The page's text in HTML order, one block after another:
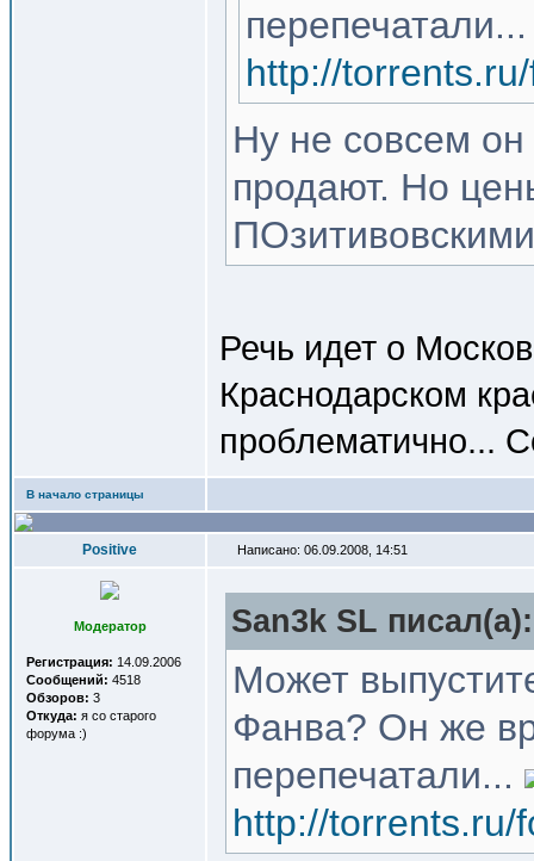
http://
Ну не совсем
продают. Но
Речь идет о
Краснодарском
проблематично...
В начало страницы
Positive Написано: 06.09.2008, 14:51
Модератор
Регистрация: 14.09.2006
Сообщений: 4518
Обзоров: 3
Откуда: я со старого
форума :)
San3k SL писал(a):
Может
Фанва? Он же
перепечатали...
http://torrents.ru/